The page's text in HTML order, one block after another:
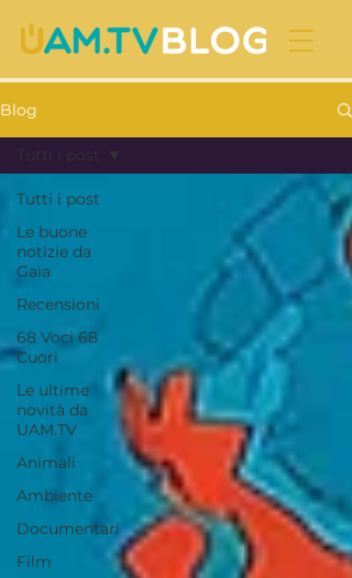
Blog
Tutti i post
Le buone
notizie da
Gaia
Recensioni
68 Voci 68
Cuori
Le ultime
novità da
UAM.TV
Animali
Ambiente
Documentari
Film
Tutti i post